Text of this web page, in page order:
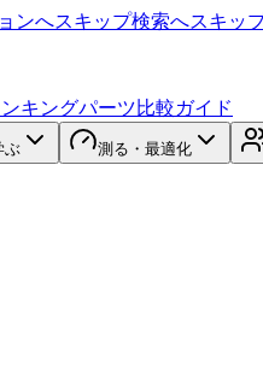
ンへスキップ検索へスキッ
キングパーツ比較ガイド
ぶ 測る・最適化